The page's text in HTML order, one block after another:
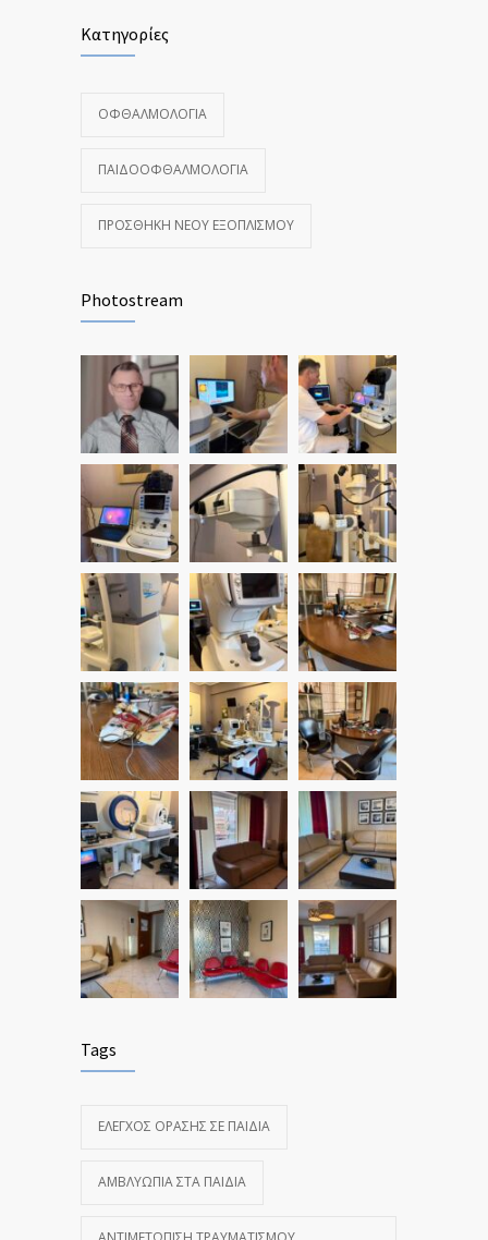
Κατηγορίες
ΟΦΘΑΛΜΟΛΟΓΊΑ
ΠΑΙΔΟΟΦΘΑΛΜΟΛΟΓΊΑ
ΠΡΟΣΘΉΚΗ ΝΈΟΥ ΕΞΟΠΛΙΣΜΟΎ
Photostream
Tags
ΈΛΕΓΧΟΣ ΌΡΑΣΗΣ ΣΕ ΠΑΙΔΙΆ
ΑΜΒΛΥΩΠΊΑ ΣΤΑ ΠΑΙΔΙΆ